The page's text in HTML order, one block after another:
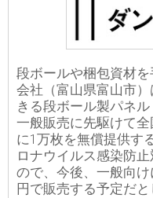
段ボールや梱包資材
会社（富山県富山市
きる段ボール製パネル
一般販売に先駆けて
に1万枚を無償提供す
ロナウイルス感染防
ので、今後、一般向け
円で販売する予定だと